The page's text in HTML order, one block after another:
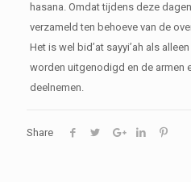
hasana. Omdat tijdens deze
verzameld ten behoeve van de
Het is wel bid’at sayyi’ah als
worden uitgenodigd en de armen
deelnemen.
Share